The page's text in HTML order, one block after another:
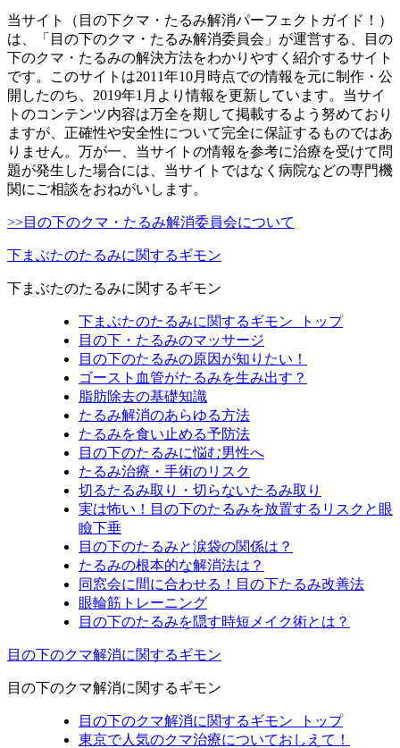
当サイト（目の下クマ・たるみ解消パーフェクトガイド！）
は、「目の下のクマ・たるみ解消委員会」が運営する、目の
下のクマ・たるみの解決方法をわかりやすく紹介するサイト
です。このサイトは2011年10月時点での情報を元に制作・公
開したのち、2019年1月より情報を更新しています。当サイ
トのコンテンツ内容は万全を期して掲載するよう努めており
ますが、正確性や安全性について完全に保証するものではあ
りません。万が一、当サイトの情報を参考に治療を受けて問
題が発生した場合には、当サイトではなく病院などの専門機
関にご相談をおねがいします。
>>目の下のクマ・たるみ解消委員会について
下まぶたのたるみに関するギモン
下まぶたのたるみに関するギモン
下まぶたのたるみに関するギモン_トップ
目の下・たるみのマッサージ
目の下のたるみの原因が知りたい！
ゴースト血管がたるみを生み出す？
脂肪除去の基礎知識
たるみ解消のあらゆる方法
たるみを食い止める予防法
目の下のたるみに悩む男性へ
たるみ治療・手術のリスク
切るたるみ取り・切らないたるみ取り
実は怖い！目の下のたるみを放置するリスクと眼
瞼下垂
目の下のたるみと涙袋の関係は？
たるみの根本的な解消法は？
同窓会に間に合わせる！目の下たるみ改善法
眼輪筋トレーニング
目の下のたるみを隠す時短メイク術とは？
目の下のクマ解消に関するギモン
目の下のクマ解消に関するギモン
目の下のクマ解消に関するギモン_トップ
東京で人気のクマ治療についておしえて！